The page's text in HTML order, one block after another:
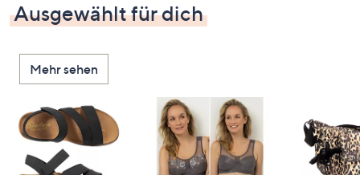
oben
und
nach
unten
oder
wischen
Sie
Touch-
Ausgewählt für dich
Mehr sehen